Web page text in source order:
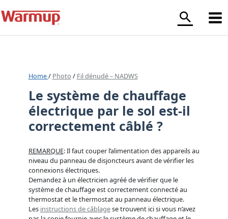
au
contenu
Home/ Photo / Fil dénudé – NADWS
Le système de chauffage
électrique par le sol est-il
correctement câblé ?
REMARQUE: Il faut couper l’alimentation des appareils au
niveau du panneau de disjoncteurs avant de vérifier les
connexions électriques.
Demandez à un électricien agréé de vérifier que le
système de chauffage est correctement connecté au
thermostat et le thermostat au panneau électrique.
Les instructions de câblagese trouvent ici si vous n’avez